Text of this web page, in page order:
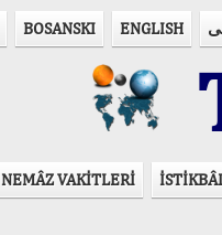
BOSANSKI ENGLISH
NEMÂZ VAKİTLERİ